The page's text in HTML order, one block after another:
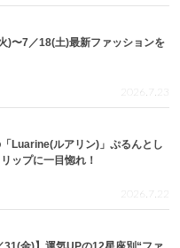
)〜7／18(土)最新ファッションを
2026.7.23
Luarine(ルアリン)」ぷるんとし
ップに一目惚れ！
2026.7.22